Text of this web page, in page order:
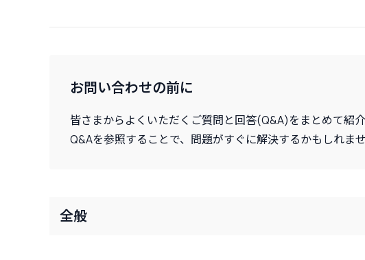
お問い合わせの前に
皆さまからよくいただくご質問と回答(Q&A)をまとめて紹介
Q&Aを参照することで、問題がすぐに解決するかもしれませ
全般